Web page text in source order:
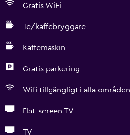
Gratis WiFi
Te/kaffebryggare
Kaffemaskin
Gratis parkering
Wifi tillgängligt i alla områden
Flat-screen TV
TV